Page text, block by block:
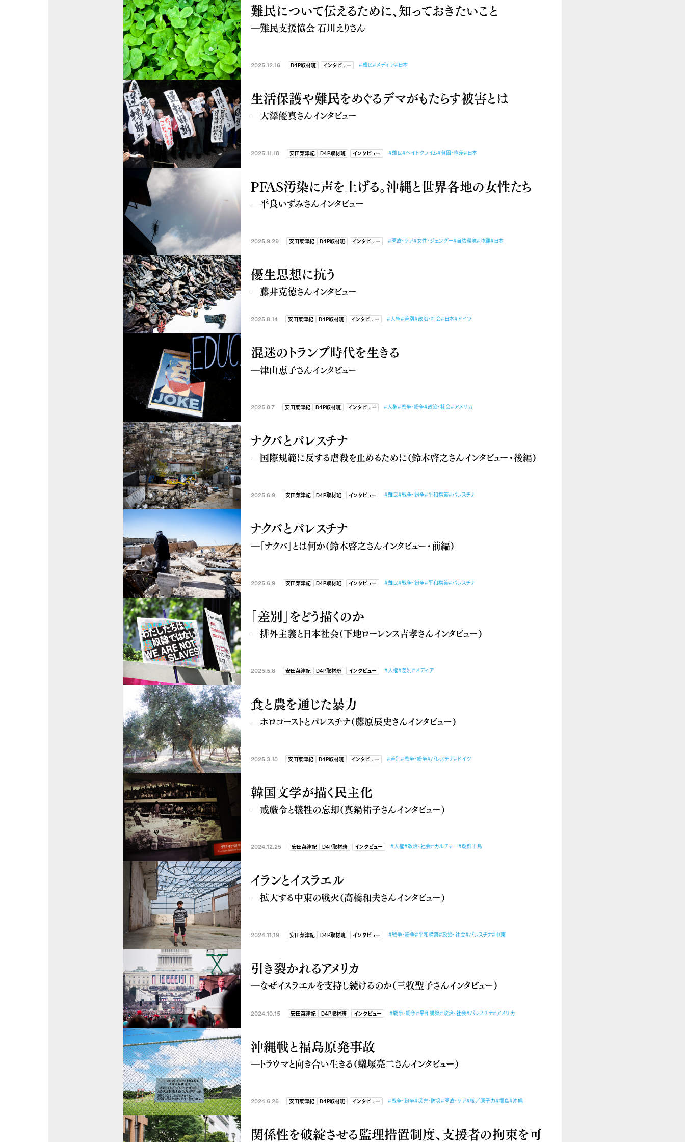
難民について伝えるために、知っておきたいこと
―難民支援協会 石川えりさん
2025.12.16 D4P取材班 インタビュー #難民#メディア#日本
生活保護や難民をめぐるデマがもたらす被害とは
―大澤優真さんインタビュー
2025.11.18 安田菜津紀 D4P取材班 インタビュー #難民#ヘイトクライム#貧困・格差#日本
PFAS汚染に声を上げる。沖縄と世界各地の女性たち
―平良いずみさんインタビュー
2025.9.29 安田菜津紀 D4P取材班 インタビュー #医療・ケア#女性・ジェンダー#自然環境#沖縄#日本
優生思想に抗う
―藤井克徳さんインタビュー
2025.8.14 安田菜津紀 D4P取材班 インタビュー #人権#差別#政治・社会#日本#ドイツ
混迷のトランプ時代を生きる
―津山恵子さんインタビュー
2025.8.7 安田菜津紀 D4P取材班 インタビュー #人権#戦争・紛争#政治・社会#アメリカ
ナクバとパレスチナ
―国際規範に反する虐殺を止めるために（鈴木啓之さんインタビュー・後編）
2025.6.9 安田菜津紀 D4P取材班 インタビュー #難民#戦争・紛争#平和構築#パレスチナ
ナクバとパレスチナ
―「ナクバ」とは何か（鈴木啓之さんインタビュー・前編）
2025.6.9 安田菜津紀 D4P取材班 インタビュー #難民#戦争・紛争#平和構築#パレスチナ
「差別」をどう描くのか
―排外主義と日本社会（下地ローレンス吉孝さんインタビュー）
2025.5.8 安田菜津紀 D4P取材班 インタビュー #人権#差別#メディア
食と農を通じた暴力
―ホロコーストとパレスチナ（藤原辰史さんインタビュー）
2025.3.10 安田菜津紀 D4P取材班 インタビュー #差別#戦争・紛争#パレスチナ#ドイツ
韓国文学が描く民主化
―戒厳令と犠牲の忘却（真鍋祐子さんインタビュー）
2024.12.25 安田菜津紀 D4P取材班 インタビュー #人権#政治・社会#カルチャー#朝鮮半島
イランとイスラエル
―拡大する中東の戦火（高橋和夫さんインタビュー）
2024.11.19 安田菜津紀 D4P取材班 インタビュー #戦争・紛争#平和構築#政治・社会#パレスチナ#中東
引き裂かれるアメリカ
―なぜイスラエルを支持し続けるのか（三牧聖子さんインタビュー）
2024.10.15 安田菜津紀 D4P取材班 インタビュー #戦争・紛争#平和構築#政治・社会#パレスチナ#アメリカ
沖縄戦と福島原発事故
―トラウマと向き合い生きる（蟻塚亮二さんインタビュー）
2024.6.26 安田菜津紀 D4P取材班 インタビュー #戦争・紛争#災害・防災#医療・ケア#核／原子力#福島#沖縄
関係性を破綻させる監理措置制度、支援者の拘束を可